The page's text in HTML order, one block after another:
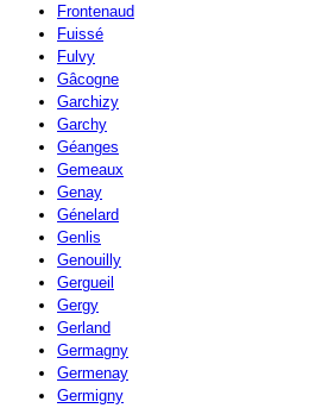
Frontenaud
Fuissé
Fulvy
Gâcogne
Garchizy
Garchy
Géanges
Gemeaux
Genay
Génelard
Genlis
Genouilly
Gergueil
Gergy
Gerland
Germagny
Germenay
Germigny